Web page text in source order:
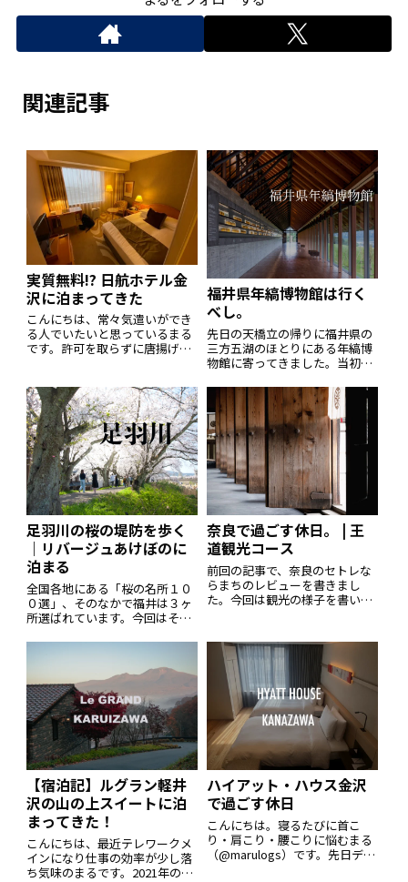
関連記事
実質無料!? 日航ホテル金
沢に泊まってきた
こんにちは、常々気遣いができ
る人でいたいと思っているまる
です。許可を取らずに唐揚げに
ける人、カキフライにタルタル
ソースをかける人などな
ど、、、今、ドキッとしたあな
た！あなたが思う普通は
福井県年縞博物館は行く
べし。
先日の天橋立の帰りに福井県の
三方五湖のほとりにある年縞博
物館に寄ってきました。当初は
が、たまたまGoogle mapをみ
ていたら面白そうな博物館があ
ったので寄ることにした次第で
す。着いてびっくり、とても立
派な建物と
足羽川の桜の堤防を歩く
｜リバージュあけぼのに
泊まる
全国各地にある「桜の名所１０
０選」、そのなかで福井は３ヶ
所選ばれています。今回はその
きましたので、記録に残しま
該当する足羽川の桜並木道です
が、福井駅から徒歩15分ほどの
ところにあります
奈良で過ごす休日。 | 王
道観光コース
前回の記事で、奈良のセトレな
らまちのレビューを書きまし
た。今回は観光の様子を書いて
現存する世界最古の木造建築で
すが、写真を見返すと瓦や屋
根、梁ばかり撮っていました。
拝観料は一人1500
【宿泊記】ルグラン軽井
沢の山の上スイートに泊
まってきた！
こんにちは、最近テレワークメ
インになり仕事の効率が少し落
ち気味のまるです。2021年の１
ハイアット・ハウス金沢
で過ごす休日
こんにちは。寝るたびに首こ
り・肩こり・腰こりに悩むまる
（@marulogs）です。先日デイ